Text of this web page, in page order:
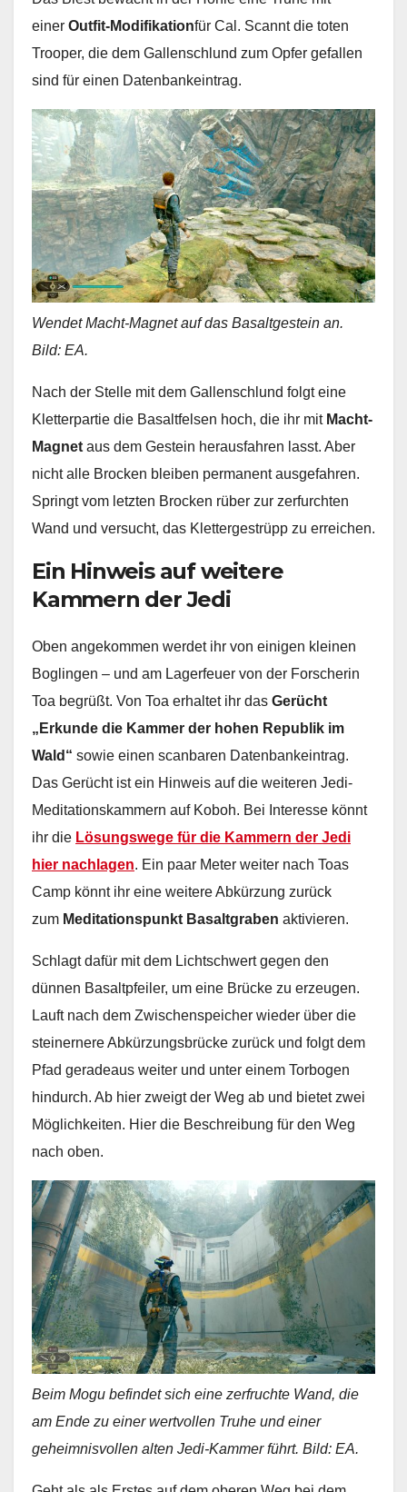
einer Outfit-Modifikationfür Cal. Scannt die toten
Trooper, die dem Gallenschlund zum Opfer gefallen
sind für einen Datenbankeintrag.
Wendet Macht-Magnet auf das Basaltgestein an.
Bild: EA.
Nach der Stelle mit dem Gallenschlund folgt eine
Kletterpartie die Basaltfelsen hoch, die ihr mit Macht-
Magnet aus dem Gestein herausfahren lasst. Aber
nicht alle Brocken bleiben permanent ausgefahren.
Springt vom letzten Brocken rüber zur zerfurchten
Wand und versucht, das Klettergestrüpp zu erreichen.
Ein Hinweis auf weitere
Kammern der Jedi
Oben angekommen werdet ihr von einigen kleinen
Boglingen – und am Lagerfeuer von der Forscherin
Toa begrüßt. Von Toa erhaltet ihr das Gerücht
„Erkunde die Kammer der hohen Republik im
Wald“ sowie einen scanbaren Datenbankeintrag.
Das Gerücht ist ein Hinweis auf die weiteren Jedi-
Meditationskammern auf Koboh. Bei Interesse könnt
ihr die Lösungswege für die Kammern der Jedi
hier nachlagen. Ein paar Meter weiter nach Toas
Camp könnt ihr eine weitere Abkürzung zurück
zum Meditationspunkt Basaltgraben aktivieren.
Schlagt dafür mit dem Lichtschwert gegen den
dünnen Basaltpfeiler, um eine Brücke zu erzeugen.
Lauft nach dem Zwischenspeicher wieder über die
steinernere Abkürzungsbrücke zurück und folgt dem
Pfad geradeaus weiter und unter einem Torbogen
hindurch. Ab hier zweigt der Weg ab und bietet zwei
Möglichkeiten. Hier die Beschreibung für den Weg
nach oben.
Beim Mogu befindet sich eine zerfruchte Wand, die
am Ende zu einer wertvollen Truhe und einer
geheimnisvollen alten Jedi-Kammer führt. Bild: EA.